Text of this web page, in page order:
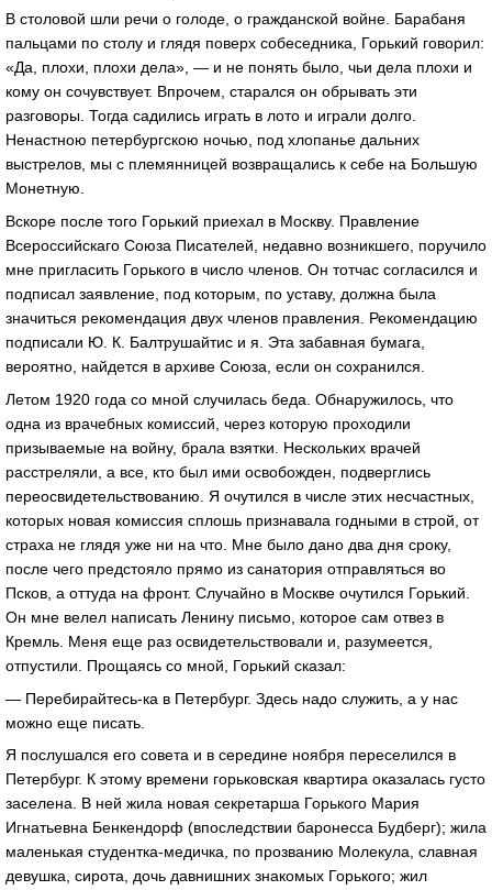
В столовой шли речи о голоде, о гражданской войне. Барабаня
пальцами по столу и глядя поверх собеседника, Горький говорил:
«Да, плохи, плохи дела», — и не понять было, чьи дела плохи и
кому он сочувствует. Впрочем, старался он обрывать эти
разговоры. Тогда садились играть в лото и играли долго.
Ненастною петербургскою ночью, под хлопанье дальних
выстрелов, мы с племянницей возвращались к себе на Большую
Монетную.
Вскоре после того Горький приехал в Москву. Правление
Всероссийскаго Союза Писателей, недавно возникшего, поручило
мне пригласить Горького в число членов. Он тотчас согласился и
подписал заявление, под которым, по уставу, должна была
значиться рекомендация двух членов правления. Рекомендацию
подписали Ю. К. Балтрушайтис и я. Эта забавная бумага,
вероятно, найдется в архиве Союза, если он сохранился.
Летом 1920 года со мной случилась беда. Обнаружилось, что
одна из врачебных комиссий, через которую проходили
призываемые на войну, брала взятки. Нескольких врачей
расстреляли, а все, кто был ими освобожден, подверглись
переосвидетельствованию. Я очутился в числе этих несчастных,
которых новая комиссия сплошь признавала годными в строй, от
страха не глядя уже ни на что. Мне было дано два дня сроку,
после чего предстояло прямо из санатория отправляться во
Псков, а оттуда на фронт. Случайно в Москве очутился Горький.
Он мне велел написать Ленину письмо, которое сам отвез в
Кремль. Меня еще раз освидетельствовали и, разумеется,
отпустили. Прощаясь со мной, Горький сказал:
— Перебирайтесь-ка в Петербург. Здесь надо служить, а у нас
можно еще писать.
Я послушался его совета и в середине ноября переселился в
Петербург. К этому времени горьковская квартира оказалась густо
заселена. В ней жила новая секретарша Горького Мария
Игнатьевна Бенкендорф (впоследствии баронесса Будберг); жила
маленькая студентка-медичка, по прозванию Молекула, славная
девушка, сирота, дочь давнишних знакомых Горького; жил